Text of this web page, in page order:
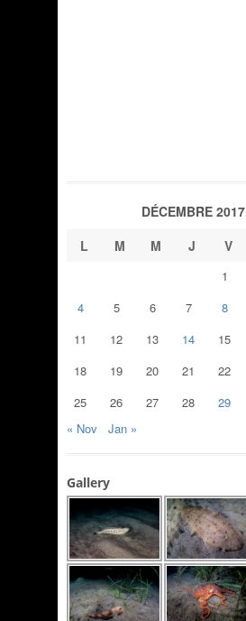
DÉCEMBRE 2017
L
M M J V
1
4
5 6 7 8
11
12 13 14 15
18
19 20 21 22
25
26 27 28 29
« Nov
Jan »
Gallery